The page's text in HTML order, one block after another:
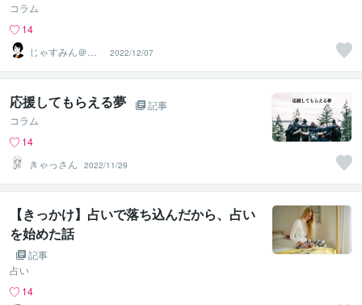
コラム
14
じゃすみん＠元
看護師→転職キ
ャリア支援
2022/12/07
応援してもらえる夢
記事
コラム
14
きゃっさん
2022/11/29
【きっかけ】占いで落ち込んだから、占い
を始めた話
記事
占い
14